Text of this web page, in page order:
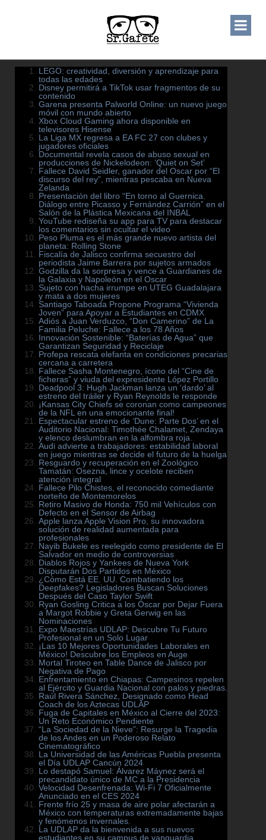
LEGO: creatividad, diversión y aprendizaje para
todas las edades
Disney permitirá a TikTok usar fragmentos de su
contenido
Garena presenta Palworld Online: un nuevo juego
móvil con mundo abierto
Xbox Cloud Gaming ahora disponible en
televisores Hisense
La Liga MX regresa a EA FC 27 con clubes y
jugadores oficiales
Documental revela casos de abuso sexual en
producciones de Nickelodeon: ‘Quiet on Set’
Fallece David Seidler, ganador del Oscar por “El
discurso del rey”, mientras pescaba en Nueva
Zelanda
Presentación del libro “En torno al Guernica.
Diálogo entre Picasso y Fernández Carrión” en el
Salón de la Plástica Mexicana del INBAL
YouTube rediseña su app para TV para destacar
los comentarios sin ocultar el video
Peso Pluma es el más grande nuevo artista del
planeta: Rolling Stone
Fiscalía de Jalisco confirma secuestro del
periodista Jaime Barrera por sujetos armados
Godzilla da la sorpresa y vence a Guardianes de
la Galaxia y Napoleón en el Oscar
Sujeto con hacha irrumpe en UTEG Guadalajara
y mata a dos mujeres
Santiago Taboada Propone Programa “Vivienda
Joven” para Apoyar a Estudiantes en CDMX
Adiós a Juan Verduzco, “Don Camerino” de La
Familia Peluche: Fallece a los 78 Años
Innovación Sostenible: “Baterías de Agua” que
Garantizan Seguridad y Reciclaje
Profepa rescata elefanta en condiciones precarias
cercana a carretera
Fallece Sasha Montenegro, ícono del “Cine de
ficheras” y viuda del expresidente López Portillo
Deadpool 3: Hugh Jackman lanza un ‘dardo’ al
estreno del tráiler y Ryan Reynolds le responde
¡Kansas City Chiefs se coronan como campeones
de la NFL en una emocionante final!
Espectacular estreno de ‘Dune: Parte Dos’ en el
Auditorio Nacional: Timothée Chalamet, Zendaya
y elenco deslumbran en la alfombra roja.
Audi advierte a trabajadores: estabilidad laboral
en juego mientras se decide el futuro de la huelga
Resguardo y recuperación en el Zoológico
Tamatán: Osezna, lince y ocelote reciben
atención integral
Fallece Pilo Chistes, el reconocido comediante
norteño de Montemorelos
Retiro Masivo de Honda: 750 mil Vehículos con
Defecto en el Sensor de Airbag
Apple lanza Apple Vision Pro, su innovadora
solución de realidad aumentada para
profesionales
Nayib Bukele es reelegido como presidente de El
Salvador en medio de controversias
Diablos Rojos y Yankees de Nueva York
Disputarán Dos Partidos en México
¿Cómo Está EE. UU. Combatiendo los
Deepfakes? Legisladores Buscan Soluciones
Después del Caso Taylor Swift
Ryan Gosling Critica a los Óscar por Dejar Fuera
a Margot Robbie y Greta Gerwig en las
Nominaciones
Expo Maestrías UDLAP: Descubre Tu Futuro
Profesional en un Solo Lugar
¡Las 10 Mejores Oportunidades Laborales en
México! Descubre los Empleos en Auge
Mortal Tiroteo en Table Dance de Jalisco por
Negativa de Pago
Enfrentamiento en Chiapas: Campesinos repelen
al Ejército y Guardia Nacional con palos y piedras.
Raúl Rivera Sánchez, Designado como Head
Coach de los Aztecas UDLAP
Fuga de Capitales en México al Cierre del 2023:
Un Reto Económico Pendiente
“La Sociedad de la Nieve”: Resurge la Tragedia
de los Andes en un Poderoso Relato
Cinematográfico
La Universidad de las Américas Puebla presenta
el Día UDLAP Cancún 2024
Lo destapó Samuel: Álvarez Máynez será el
precandidato único de MC a la Presidencia
Velocidad Desenfrenada: Wi-Fi 7 Oficialmente
Anunciado en el CES 2024
Frente frío 25 y masa de aire polar afectarán a
México con temperaturas extremadamente bajas
y fenómenos invernales.
La UDLAP da la bienvenida a sus nuevos
estudiantes en su campus de vanguardia